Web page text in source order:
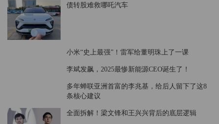
债转股难救哪吒汽车
小米“史上最强”！雷军给董明珠上了一课
李斌发飙，2025最惨新能源CEO诞生了！